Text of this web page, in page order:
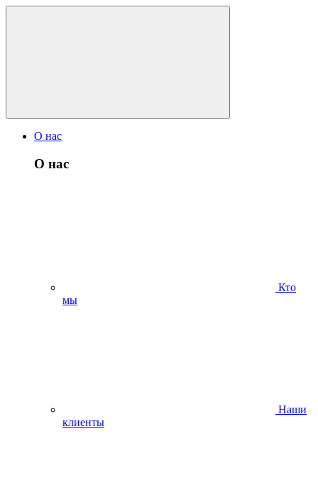
О нас
О нас
Кто
мы
Наши
клиенты